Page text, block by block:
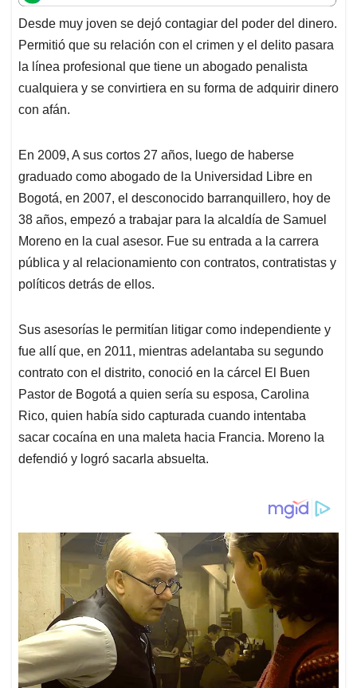
t
s
A
p
p
e
b
o
o
k
k
e
d
I
n
i
l
e
a
d
s
Desde muy joven se dejó contagiar del poder del dinero.
Permitió que su relación con el crimen y el delito pasara
la línea profesional que tiene un abogado penalista
cualquiera y se convirtiera en su forma de adquirir dinero
con afán.
En 2009, A sus cortos 27 años, luego de haberse
graduado como abogado de la Universidad Libre en
Bogotá, en 2007, el desconocido barranquillero, hoy de
38 años, empezó a trabajar para la alcaldía de Samuel
Moreno en la cual asesor. Fue su entrada a la carrera
pública y al relacionamiento con contratos, contratistas y
políticos detrás de ellos.
Sus asesorías le permitían litigar como independiente y
fue allí que, en 2011, mientras adelantaba su segundo
contrato con el distrito, conoció en la cárcel El Buen
Pastor de Bogotá a quien sería su esposa, Carolina
Rico, quien había sido capturada cuando intentaba
sacar cocaína en una maleta hacia Francia. Moreno la
defendió y logró sacarla absuelta.